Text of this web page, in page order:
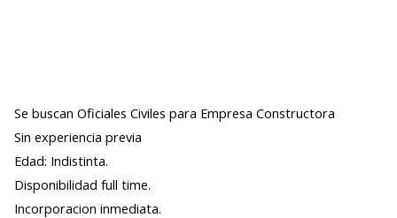
Se buscan Oficiales Civiles para Empresa Constructora
Sin experiencia previa
Edad: Indistinta.
Disponibilidad full time.
Incorporacion inmediata.